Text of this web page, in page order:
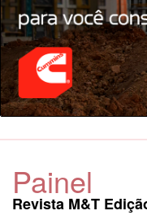
Painel
Revista M&T